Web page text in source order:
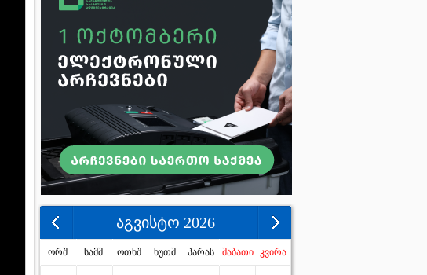
აგვისტო 2026
ორშ. სამშ. ოთხშ. ხუთშ. პარას. შაბათი კვირა